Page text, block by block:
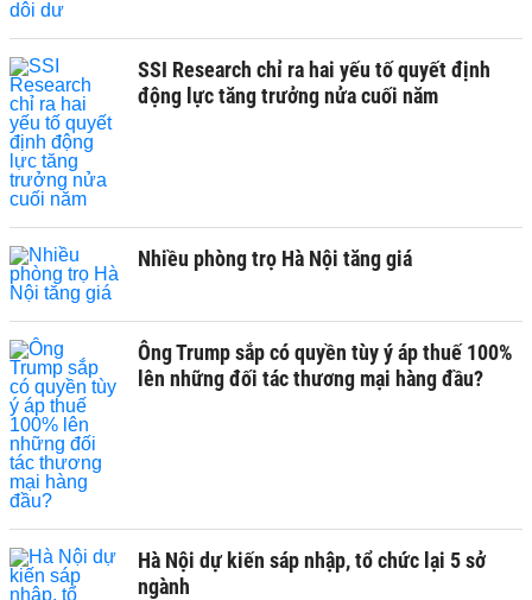
SSI Research chỉ ra hai yếu tố quyết định
động lực tăng trưởng nửa cuối năm
Nhiều phòng trọ Hà Nội tăng giá
Ông Trump sắp có quyền tùy ý áp thuế 100%
lên những đối tác thương mại hàng đầu?
Hà Nội dự kiến sáp nhập, tổ chức lại 5 sở
ngành